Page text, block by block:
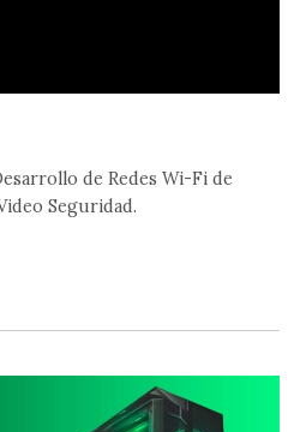
de Redes Wi-Fi de
Seguridad.